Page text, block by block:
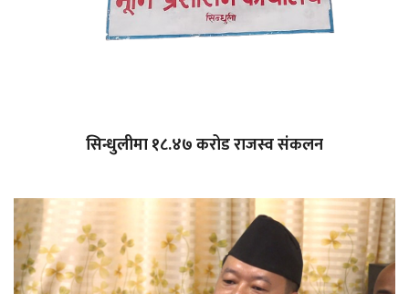
सिन्धुलीमा १८.४७ करोड राजस्व संकलन